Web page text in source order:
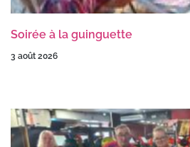
Soirée à la guinguette
3 août 2026